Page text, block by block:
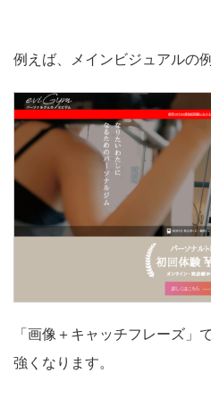
例えば、メインビジュアルの例
「画像＋キャッチフレーズ」
強くなります。